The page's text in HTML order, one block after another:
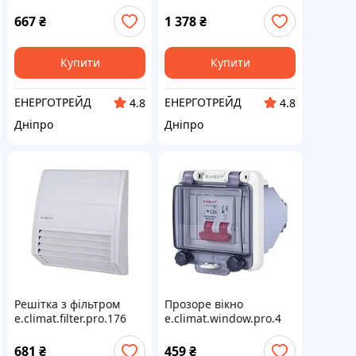
667₴
Купити
ЕНЕРГОТРЕЙД
4.8
Дніпро
92х92мм, IP55
1 378₴
Купити
ЕНЕРГОТРЕЙД
4.8
Дніпро
Решітка з фільтром
e.climat.filter.pro.176
681 ₴
Прозоре вікно
e.climat.window.pro.4
459₴